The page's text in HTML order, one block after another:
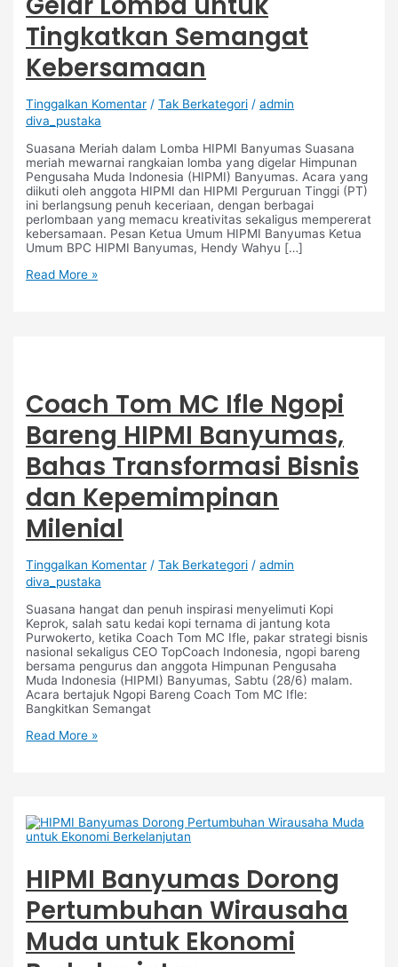
Tingkatkan Semangat
Kebersamaan
Tinggalkan Komentar /Tak Berkategori /admin
diva_pustaka
Suasana Meriah dalam Lomba HIPMI Banyumas Suasana
meriah mewarnai rangkaian lomba yang digelar Himpunan
Pengusaha Muda Indonesia (HIPMI) Banyumas. Acara yang
diikuti oleh anggota HIPMI dan HIPMI Perguruan Tinggi (PT)
ini berlangsung penuh keceriaan, dengan berbagai
perlombaan yang memacu kreativitas sekaligus mempererat
kebersamaan. Pesan Ketua Umum HIPMI Banyumas Ketua
Umum BPC HIPMI Banyumas, Hendy Wahyu […]
Read More »
Coach Tom MC Ifle Ngopi
Bareng HIPMI Banyumas,
Bahas Transformasi Bisnis
dan Kepemimpinan
Milenial
Tinggalkan Komentar /Tak Berkategori /admin
diva_pustaka
Suasana hangat dan penuh inspirasi menyelimuti Kopi
Keprok, salah satu kedai kopi ternama di jantung kota
Purwokerto, ketika Coach Tom MC Ifle, pakar strategi bisnis
nasional sekaligus CEO TopCoach Indonesia, ngopi bareng
bersama pengurus dan anggota Himpunan Pengusaha
Muda Indonesia (HIPMI) Banyumas, Sabtu (28/6) malam.
Acara bertajuk Ngopi Bareng Coach Tom MC Ifle:
Bangkitkan Semangat
Read More »
HIPMI Banyumas Dorong
Pertumbuhan Wirausaha
Muda untuk Ekonomi